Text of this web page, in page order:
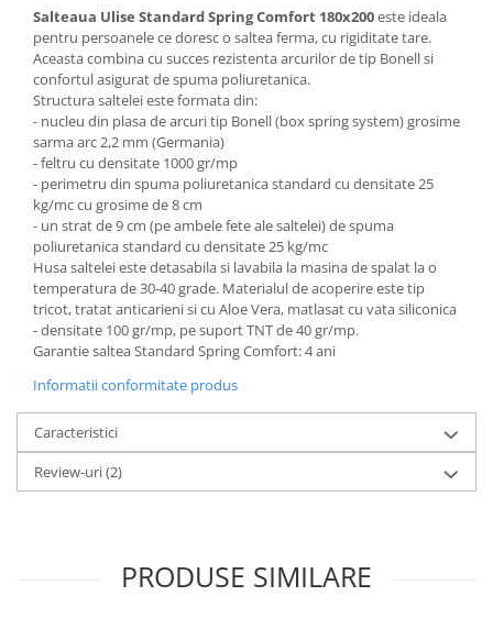
Mobila camera copii
Scaune birou pentru copii
Saltele patuturi copii
Paturi copii
Masa si scaune gradinita
Seturi comode living si dormitor
Salteaua Ulise Standard Spring Comfort 180x200este ideala
pentru persoanele ce doresc o saltea ferma, cu rigiditate tare.
Aceasta combina cu succes rezistenta arcurilor de tip Bonell si
confortul asigurat de spuma poliuretanica.
Structura saltelei este formata din:
- nucleu din plasa de arcuri tip Bonell (box spring system) grosime
sarma arc 2,2 mm (Germania)
- feltru cu densitate 1000 gr/mp
- perimetru din spuma poliuretanica standard cu densitate 25
kg/mc cu grosime de 8 cm
- un strat de 9 cm (pe ambele fete ale saltelei) de spuma
poliuretanica standard cu densitate 25 kg/mc
Husa saltelei este detasabila si lavabila la masina de spalat la o
temperatura de 30-40 grade. Materialul de acoperire este tip
tricot, tratat anticarieni si cu Aloe Vera, matlasat cu vata siliconica
- densitate 100 gr/mp, pe suport TNT de 40 gr/mp.
Garantie saltea Standard Spring Comfort: 4 ani
Informatii conformitate produs
Caracteristici
Review-uri(2)
PRODUSE SIMILARE